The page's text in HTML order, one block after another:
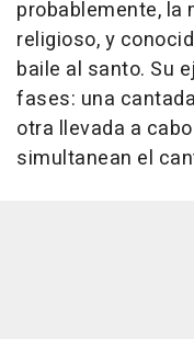
probablemente, la
religioso, y
baile al santo. Su
fases: una
otra llevada a
simultanean el